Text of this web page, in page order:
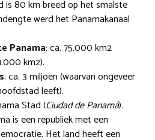
is 80 km breed op het smalste
werd het Panamakanaal
Panama: ca. 75.000 km2
km2).
: ca. 3 miljoen (waarvan ongeveer
leeft).
Stad (Ciudad de Panamá).
is een republiek met een
Het land heeft een